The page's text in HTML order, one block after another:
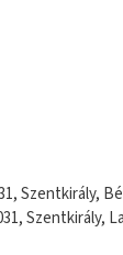
Szentkirály,
Szentkirály,